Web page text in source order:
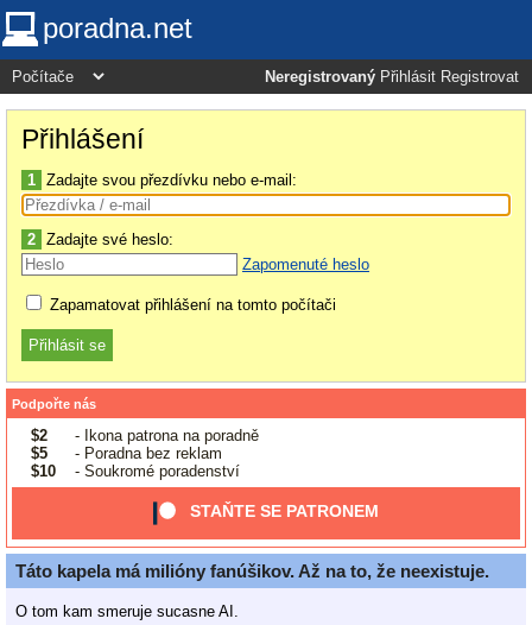
poradna.net
Neregistrovaný Přihlásit Registrovat
Přihlášení
1 Zadajte svou přezdívku nebo e-mail:
2 Zadajte své heslo:
Zapomenuté heslo
Zapamatovat přihlášení na tomto počítači
Podpořte nás
$2
- Ikona patrona na poradně
$5
- Poradna bez reklam
$10
- Soukromé poradenství
STAŇTE SE PATRONEM
Táto kapela má milióny fanúšikov. Až na to, že neexistuje.
O tom kam smeruje sucasne AI.